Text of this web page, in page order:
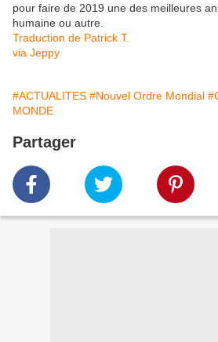
pour faire de 2019 une des meilleures
humaine ou autre.
Traduction de Patrick T.
via Jeppy
#ACTUALITES #Nouvel Ordre Mondial
MONDE
Partager